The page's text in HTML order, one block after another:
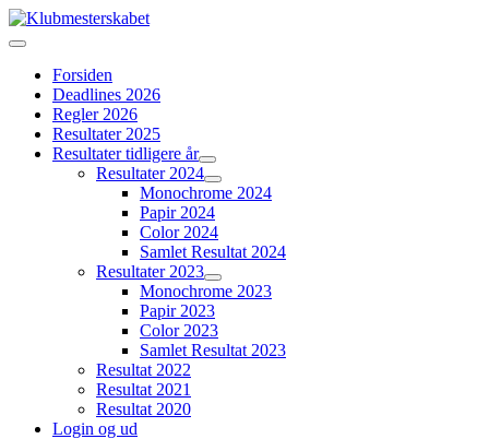
Forsiden
Deadlines 2026
Regler 2026
Resultater 2025
Resultater tidligere år
Resultater 2024
Monochrome 2024
Papir 2024
Color 2024
Samlet Resultat 2024
Resultater 2023
Monochrome 2023
Papir 2023
Color 2023
Samlet Resultat 2023
Resultat 2022
Resultat 2021
Resultat 2020
Login og ud